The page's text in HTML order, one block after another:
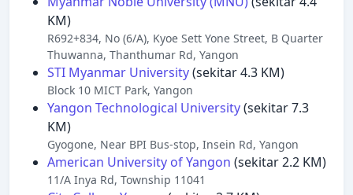
KM)
R692+834, No (6/A), Kyoe Sett Yone Street, B Quarter
Thuwanna, Thanthumar Rd, Yangon
STI Myanmar University(sekitar 4.3 KM)
Block 10 MICT Park, Yangon
Yangon Technological University(sekitar 7.3
KM)
Gyogone, Near BPI Bus-stop, Insein Rd, Yangon
American University of Yangon (sekitar 2.2 KM)
11/A Inya Rd, Township 11041